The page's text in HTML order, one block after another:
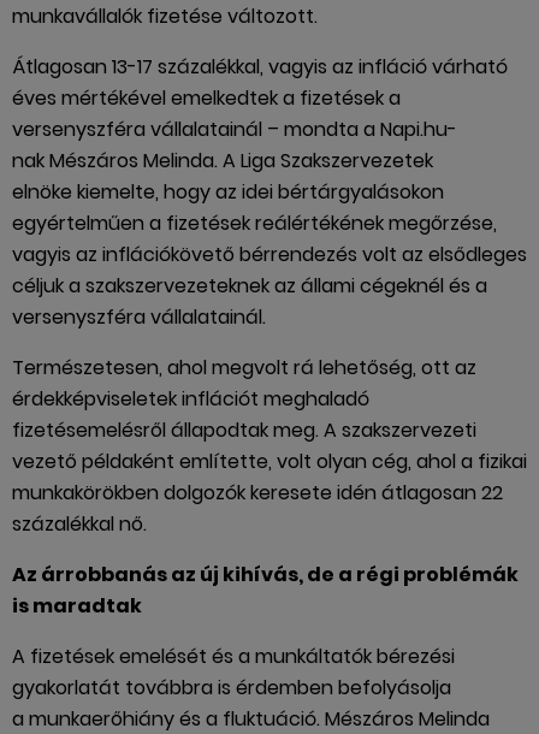
munkavállalók fizetése változott.
Átlagosan 13-17 százalékkal, vagyis az infláció várható
éves mértékével emelkedtek a fizetések a
versenyszféra vállalatainál – mondta a Napi.hu-
nak Mészáros Melinda. A Liga Szakszervezetek
elnöke kiemelte, hogy az idei bértárgyalásokon
egyértelműen a fizetések reálértékének megőrzése,
vagyis az inflációkövető bérrendezés volt az elsődleges
céljuk a szakszervezeteknek az állami cégeknél és a
versenyszféra vállalatainál.
Természetesen, ahol megvolt rá lehetőség, ott az
érdekképviseletek inflációt meghaladó
fizetésemelésről állapodtak meg. A szakszervezeti
vezető példaként említette, volt olyan cég, ahol a fizikai
munkakörökben dolgozók keresete idén átlagosan 22
százalékkal nő.
Az árrobbanás az új kihívás, de a régi problémák
is maradtak
A fizetések emelését és a munkáltatók bérezési
gyakorlatát továbbra is érdemben befolyásolja
a munkaerőhiány és a fluktuáció. Mészáros Melinda